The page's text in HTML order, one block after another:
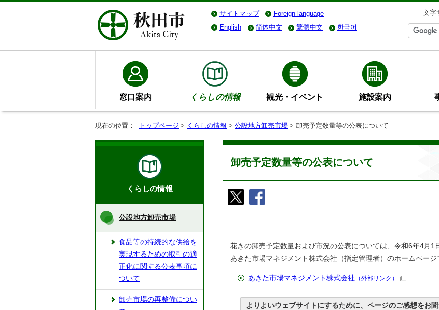
サイトマップ Foreign language 文字
English
简体中文 繁體中文 한국어
窓口案内 くらしの情報 観光・イベント 施設案内
現在の位置： トップページ > くらしの情報 > 公設地方卸売市場 > 卸売予定数量等の公表について
卸売予定数量等の公表について
花きの卸売予定数量および市況の公表については、令和6年4月1
あきた市場マネジメント株式会社（指定管理者）のホームページ
あきた市場マネジメント株式会社 （外部リンク）
よりよいウェブサイトにするために、ページのご感想をお聞
くらしの情報
公設地方卸売市場
食品等の持続的な供給を
実現するための取引の適
正化に関する公表事項に
ついて
卸売市場の再整備につい